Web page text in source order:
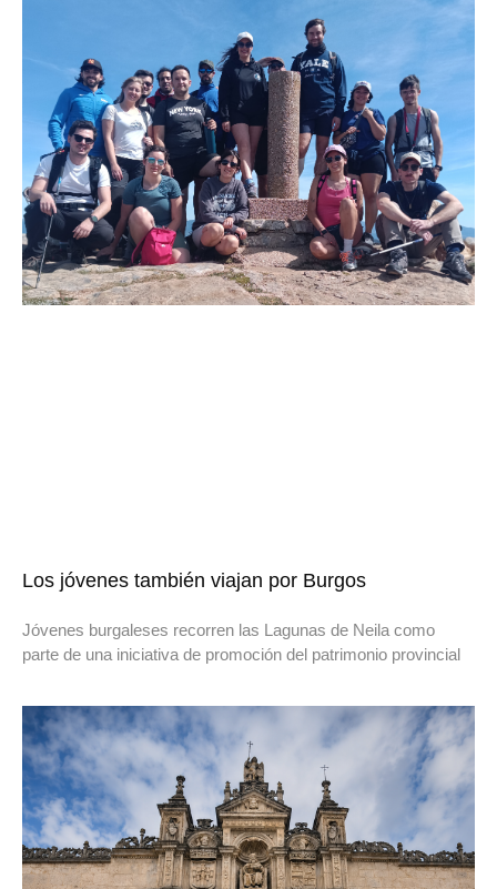
Los jóvenes también viajan por Burgos
Jóvenes burgaleses recorren las Lagunas de Neila como
parte de una iniciativa de promoción del patrimonio provincial